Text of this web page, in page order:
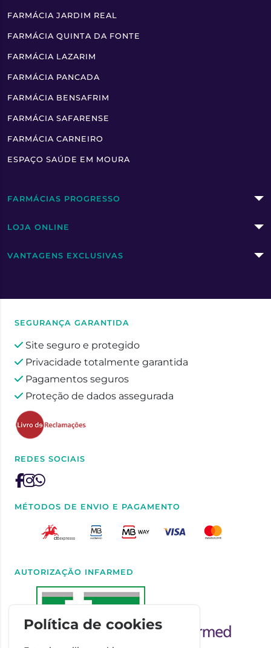
FARMÁCIA JARDIM REAL
FARMÁCIA QUINTA DA FONTE
FARMÁCIA LAZARIM
FARMÁCIA PANCADA
FARMÁCIA BENSAFRIM
FARMÁCIA SAFARENSE
FARMÁCIA CARNEIRO
ESPAÇO SAÚDE EM MOURA
FARMÁCIAS PROGRESSO
LOJA ONLINE
VANTAGENS EXCLUSIVAS
SEGURANÇA GARANTIDA
Site seguro e protegido
Privacidade totalmente garantida
Pagamentos seguros
Proteção de dados assegurada
REDES SOCIAIS
MÉTODOS DE ENVIO E PAGAMENTO
AUTORIZAÇÃO INFARMED
Política de cookies